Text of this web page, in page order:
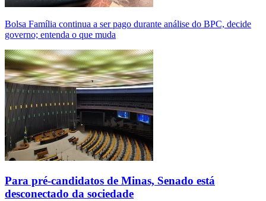
Bolsa Família continua a ser pago durante análise do BPC, decide
governo; entenda o que muda
Para pré-candidatos de Minas, Senado está
desconectado da sociedade